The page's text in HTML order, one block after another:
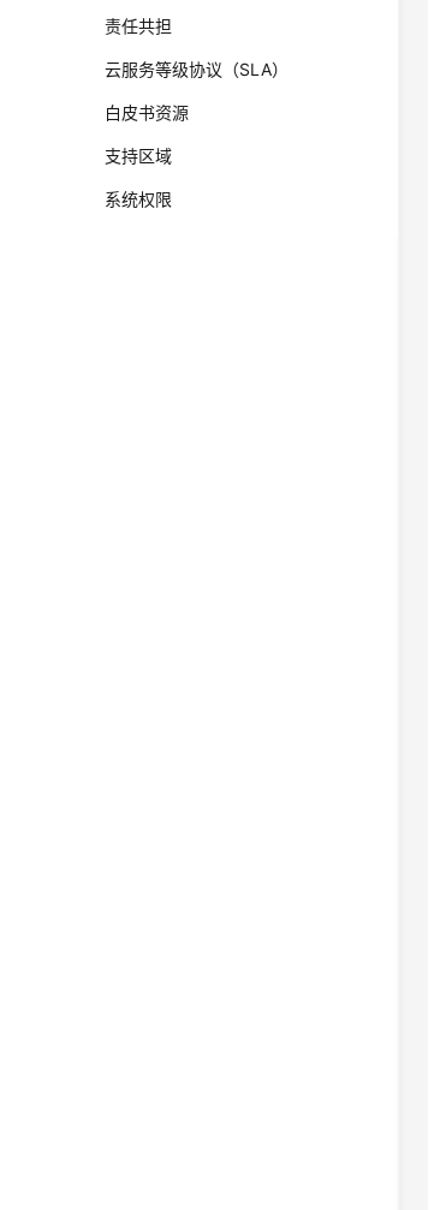
责任共担
云服务等级协议（SLA）
白皮书资源
支持区域
系统权限